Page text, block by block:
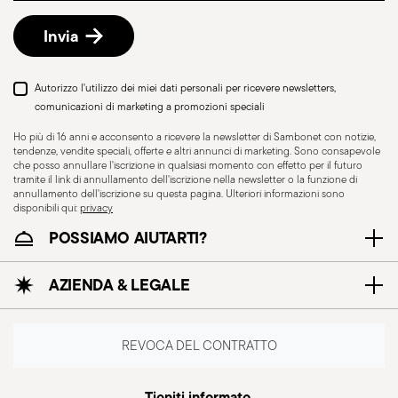
Adatto al lavaggio in
lavastoviglie
CUTLERY - La posateria deve essere utilizzata e
seguito alcune indicazioni per un utilizzo sicuro.
posateria per scopi impropri. Integrità: Verificare
allentati, crepe o altre rotture. Una posateria
spedizione/fatturazione seguendo la procedura
indicata nella pagina
Invia
Autorizzo l'utilizzo dei miei dati personali per ricevere newsletters,
comunicazioni di marketing a promozioni speciali
Ho più di 16 anni e acconsento a ricevere la newsletter di Sambonet con notizie,
tendenze, vendite speciali, offerte e altri annunci di marketing. Sono consapevole
che posso annullare l'iscrizione in qualsiasi momento con effetto per il futuro
tramite il link di annullamento dell'iscrizione nella newsletter o la funzione di
annullamento dell'iscrizione su questa pagina. Ulteriori informazioni sono
disponibili qui:privacy
POSSIAMO AIUTARTI?
AZIENDA & LEGALE
REVOCA DEL CONTRATTO